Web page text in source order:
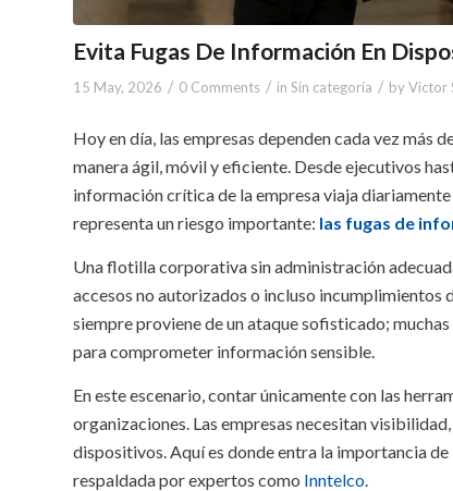
Evita Fugas De Información En
15 May, 2026 / 0 Comments / in Sin categoría / byVictor
Hoy en día, las empresas dependen cada vez
manera ágil, móvil y eficiente. Desde ejecutivos
información crítica de la empresa viaja
representa un riesgo importante: las fugas de
Una flotilla corporativa sin administración
accesos no autorizados o incluso incumplimientos
siempre proviene de un ataque sofisticado;
para comprometer información sensible.
En este escenario, contar únicamente con las
organizaciones. Las empresas necesitan
dispositivos. Aquí es donde entra la importancia
respaldada por expertos como Inntelco